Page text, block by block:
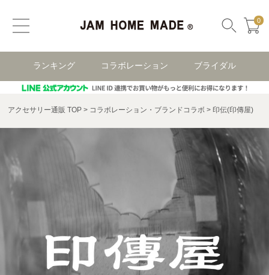
0
ランキング コラボレーション ブライダル
アクセサリー通販 TOP コラボレーション・ブランドコラボ 印伝(印傳屋)